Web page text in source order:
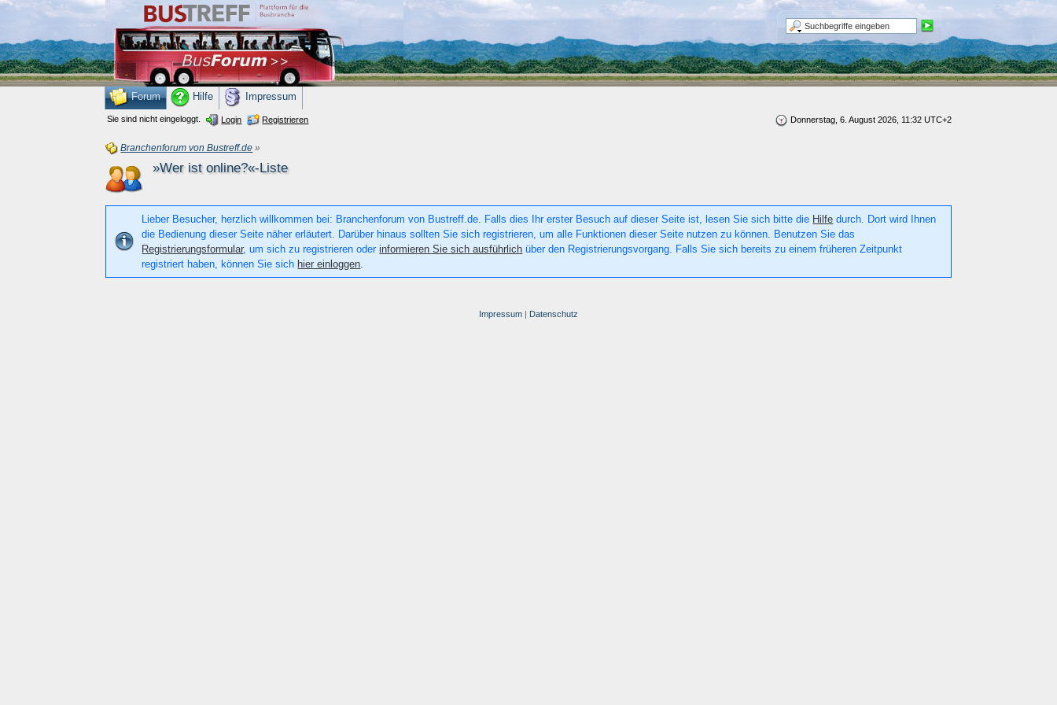
Forum Hilfe Impressum
Donnerstag, 6. August 2026, 11:32 UTC+2
Sie sind nicht eingeloggt. Login Registrieren
Branchenforum von Bustreff.de »
»Wer ist online?«-Liste
Lieber Besucher, herzlich willkommen bei: Branchenforum von Bustreff.de. Falls dies Ihr erster Besuch auf dieser Seite ist, lesen Sie sich bitte die Hilfe durch. Dort wird Ihnen
die Bedienung dieser Seite näher erläutert. Darüber hinaus sollten Sie sich registrieren, um alle Funktionen dieser Seite nutzen zu können. Benutzen Sie das
Registrierungsformular, um sich zu registrieren oderinformieren Sie sich ausführlich über den Registrierungsvorgang. Falls Sie sich bereits zu einem früheren Zeitpunkt
registriert haben, können Sie sich hier einloggen.
Impressum | Datenschutz